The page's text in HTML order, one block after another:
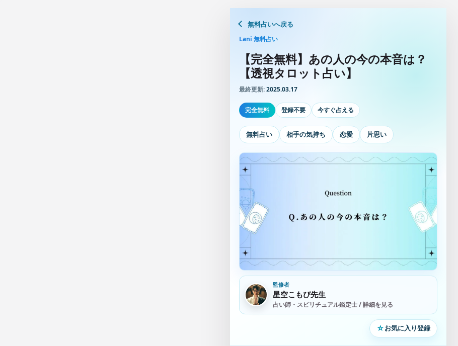
無料占いへ戻る
Lani 無料占い
【完全無料】あの人の今の本音は？
【透視タロット占い】
最終更新:2025.03.17
完全無料 登録不要 今すぐ占える
無料占い 相手の気持ち 恋愛 片思い
監修者
星空こもぴ先生
占い師・スピリチュアル鑑定士 / 詳細を見る
☆お気に入り登録